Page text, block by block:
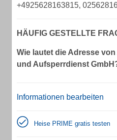
+4925628163815,
HÄUFIG GESTELLTE
Wie lautet die Adresse
und Aufsperrdienst
Informationen bearbeiten
Heise PRIME gratis testen